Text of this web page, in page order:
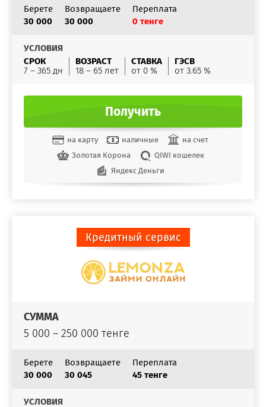
Берете
30 000
Возвращаете
30 000
Переплата
0 тенге
УСЛОВИЯ
СРОК
7 – 365 дн
ВОЗРАСТ
18 – 65 лет
СТАВКА
от 0 %
ГЭСВ
от 3.65 %
Получить
на карту наличные
на счет
Золотая Корона
QIWI кошелек
Яндекс Деньги
Кредитный сервис
СУММА
5 000 – 250 000 тенге
Берете
30 000
Возвращаете
30 045
Переплата
45 тенге
УСЛОВИЯ